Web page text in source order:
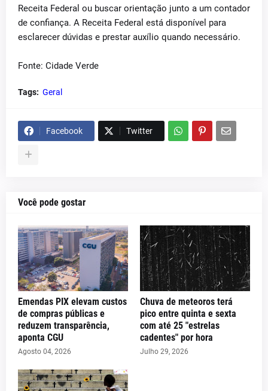
Receita Federal ou buscar orientação junto a um contador
de confiança. A Receita Federal está disponível para
esclarecer dúvidas e prestar auxílio quando necessário.
Fonte: Cidade Verde
Tags: Geral
Facebook Twitter
Você pode gostar
Emendas PIX elevam custos
de compras públicas e
reduzem transparência,
aponta CGU
Agosto 04, 2026
Chuva de meteoros terá
pico entre quinta e sexta
com até 25 "estrelas
cadentes" por hora
Julho 29, 2026